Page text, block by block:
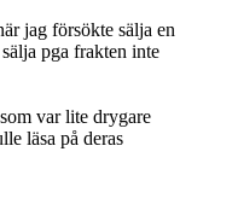
jag försökte sälja en
pga frakten inte
var lite drygare
läsa på deras